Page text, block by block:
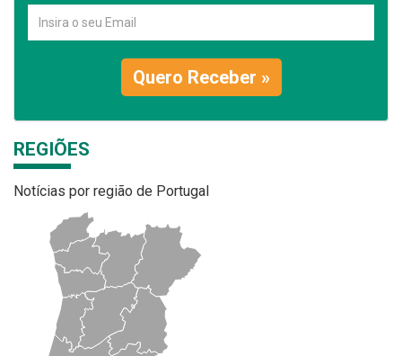
Quero Receber »
REGIÕES
Notícias por região de Portugal